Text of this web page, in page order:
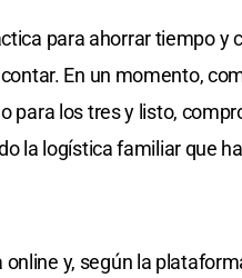
para ahorrar tiempo y
En un momento,
para los tres y listo,
la logística familiar que
y, según la